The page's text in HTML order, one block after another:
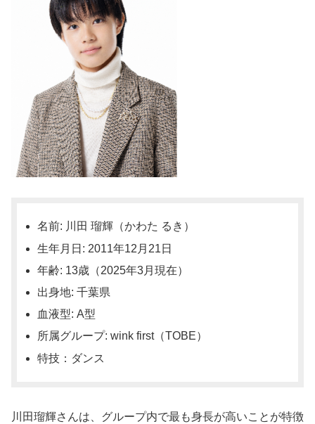
名前: 川田 瑠輝（かわた るき）
生年月日: 2011年12月21日
年齢: 13歳（2025年3月現在）
出身地: 千葉県
血液型: A型
所属グループ: wink first（TOBE）
特技：ダンス
川田瑠輝さんは、グループ内で最も身長が高いことが特徴